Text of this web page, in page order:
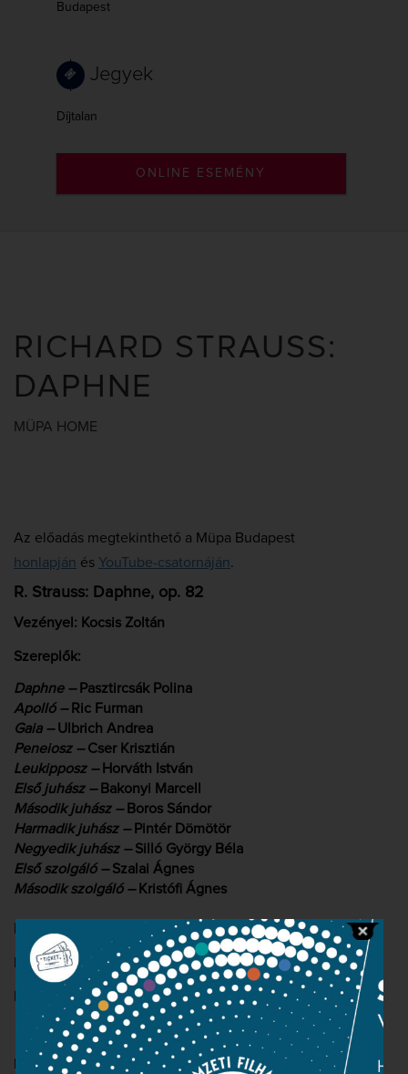
Budapest
Jegyek
Díjtalan
ONLINE ESEMÉNY
RICHARD STRAUSS:
DAPHNE
MÜPA HOME
Az előadás megtekinthető a Müpa Budapest
honlapján és YouTube-csatornáján.
R. Strauss: Daphne, op. 82
Vezényel: Kocsis Zoltán
Szereplők:
Daphne – Pasztircsák Polina
Apolló – Ric Furman
Gaia –Ulbrich Andrea
Peneiosz –Cser Krisztián
Leukipposz – Horváth István
Első juhász – Bakonyi Marcell
Második juhász – Boros Sándor
Harmadik juhász – Pintér Dömötör
Negyedik juhász –Silló György Béla
Első szolgáló –Szalai Ágnes
Második szolgáló – Kristófi Ágnes
Nemzeti Filharmonikus Zenekar
Nemzeti Énekkar (karigazgató: Antal Mátyás)
Két rendkívüli mű került színre egy estén a Nemzeti